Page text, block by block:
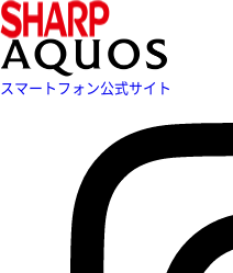
スマートフォン公式サイト